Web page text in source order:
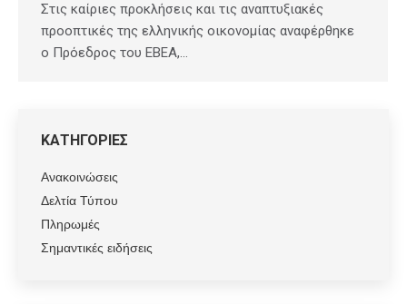
Στις καίριες προκλήσεις και τις αναπτυξιακές
προοπτικές της ελληνικής οικονομίας αναφέρθηκε
ο Πρόεδρος του ΕΒΕΑ,…
ΚΑΤΗΓΟΡΙΕΣ
Ανακοινώσεις
Δελτία Τύπου
Πληρωμές
Σημαντικές ειδήσεις